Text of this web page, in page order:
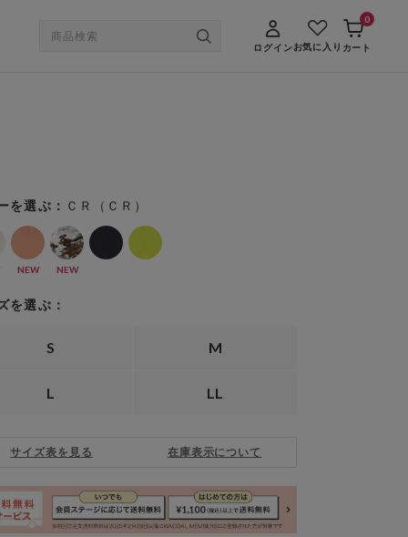
ログインお気に入り カート
0
を選ぶ： ＣＲ（ＣＲ）
NEW NEW
を選ぶ：
S M
L LL
サイズ表を見る 在庫表示について